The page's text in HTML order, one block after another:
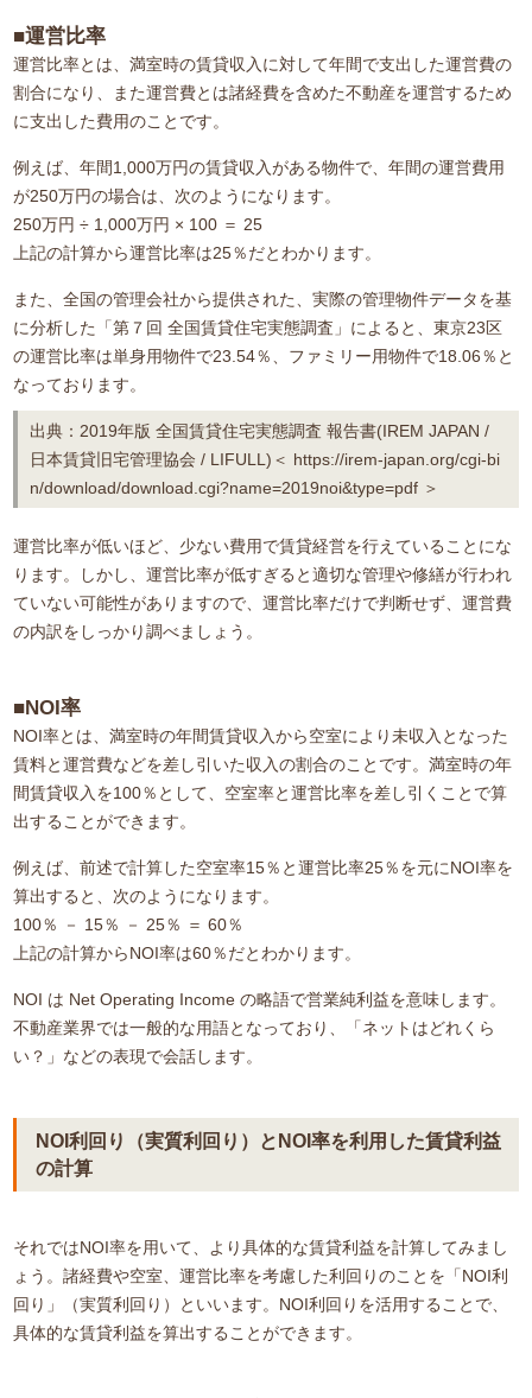
■運営比率
運営比率とは、満室時の賃貸収入に対して年間で支出した運営費の
割合になり、また運営費とは諸経費を含めた不動産を運営するため
に支出した費用のことです。
例えば、年間1,000万円の賃貸収入がある物件で、年間の運営費用
が250万円の場合は、次のようになります。
250万円 ÷ 1,000万円 × 100 ＝ 25
上記の計算から運営比率は25％だとわかります。
また、全国の管理会社から提供された、実際の管理物件データを基
に分析した「第７回 全国賃貸住宅実態調査」によると、東京23区
の運営比率は単身用物件で23.54％、ファミリー用物件で18.06％と
なっております。
出典：2019年版 全国賃貸住宅実態調査 報告書(IREM JAPAN /
日本賃貸旧宅管理協会 / LIFULL)＜ https://irem-japan.org/cgi-bi
n/download/download.cgi?name=2019noi&type=pdf ＞
運営比率が低いほど、少ない費用で賃貸経営を行えていることにな
ります。しかし、運営比率が低すぎると適切な管理や修繕が行われ
ていない可能性がありますので、運営比率だけで判断せず、運営費
の内訳をしっかり調べましょう。
■NOI率
NOI率とは、満室時の年間賃貸収入から空室により未収入となった
賃料と運営費などを差し引いた収入の割合のことです。満室時の年
間賃貸収入を100％として、空室率と運営比率を差し引くことで算
出することができます。
例えば、前述で計算した空室率15％と運営比率25％を元にNOI率を
算出すると、次のようになります。
100％ － 15％ － 25％ ＝ 60％
上記の計算からNOI率は60％だとわかります。
NOI は Net Operating Income の略語で営業純利益を意味します。
不動産業界では一般的な用語となっており、「ネットはどれくら
い？」などの表現で会話します。
NOI利回り（実質利回り）とNOI率を利用した賃貸利益
の計算
それではNOI率を用いて、より具体的な賃貸利益を計算してみまし
ょう。諸経費や空室、運営比率を考慮した利回りのことを「NOI利
回り」（実質利回り）といいます。NOI利回りを活用することで、
具体的な賃貸利益を算出することができます。